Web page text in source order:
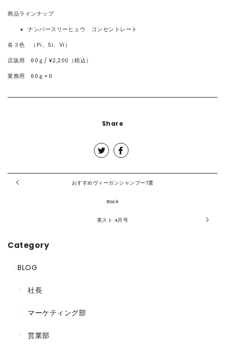
商品ラインナップ
ナンバースリーヒュウ コンセントレート
各３色 （Pi、Si、Vi）
店販用 60ｇ/ ¥2,200（税込）
業務用 60ｇ×６
Share
おすすめヴィーガンシャンプー7選
Back
美スト 4月号
Category
BLOG
社長
マーケティング部
営業部